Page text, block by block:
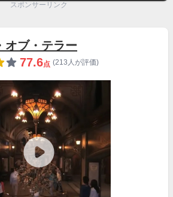
スポンサーリンク
オブ・テラー
77.6点 (213人が評価)